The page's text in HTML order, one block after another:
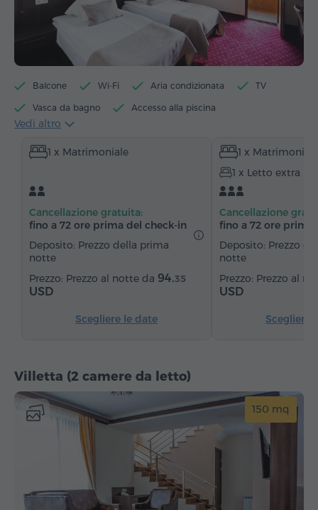
Balcone Wi-Fi Aria condizionata TV
Vasca da bagno Accesso alla piscina
Articoli da toeletta
Pantofole Asciugacapelli Scrivania Sedia
Acqua in bottiglia
Vedi altro
1 x Matrimoniale
Cancellazione gratuita:
fino a 72 ore prima del check‑in
Deposito: Prezzo della prima
notte
Prezzo al notte da 94.35
USD
Scegliere le date
1 x Matrimoniale
1 x Letto extra
Cancellazione
fino a 72 ore prima
Deposito: Prezzo
notte
Prezzo al
USD
Scegliere
Villetta (2 camere da letto)
150 mq